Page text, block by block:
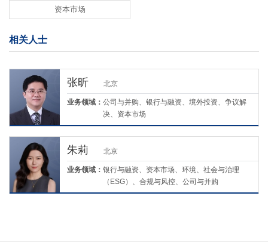
资本市场
相关人士
张昕 北京
业务领域： 公司与并购、银行与融资、境外投资、争议解
决、资本市场
朱莉 北京
业务领域： 银行与融资、资本市场、环境、社会与治理
（ESG）、合规与风控、公司与并购